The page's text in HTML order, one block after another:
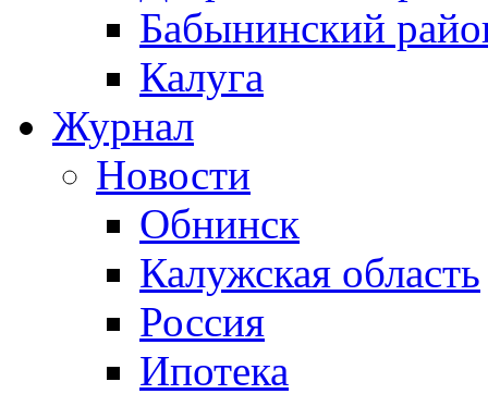
Бабынинский
Калуга
Журнал
Новости
Обнинск
Калужская область
Россия
Ипотека